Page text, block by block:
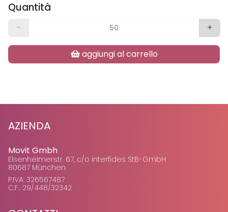
Quantità
- +
aggiungi al carrello
AZIENDA
Movit Gmbh
Elsenheimerstr. 67, c/o interfides StB-GmbH
80687 München
P.IVA: 326567487
C.F.: 29/448/32342